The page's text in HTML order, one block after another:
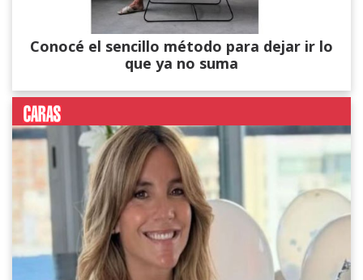
Conocé el sencillo método para dejar ir lo
que ya no suma